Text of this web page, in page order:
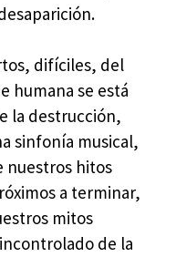
difíciles, del
humana se está
la destrucción,
sinfonía musical,
nuestros hitos
a terminar,
mitos
de la